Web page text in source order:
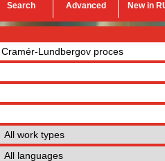
Search Advanced New in